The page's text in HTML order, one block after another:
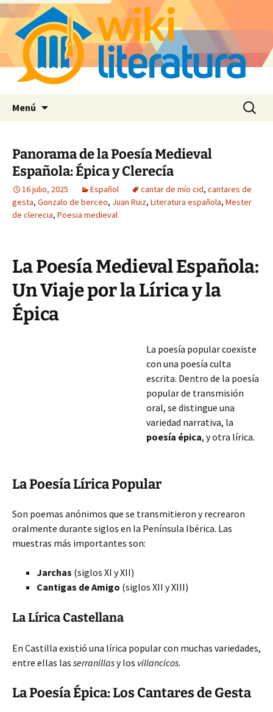
Menú Buscar:
Panorama de la Poesía Medieval
Española: Épica y Clerecía
16 julio, 2025 Español cantar de mío cid, cantares de
gesta, Gonzalo de berceo, Juan Ruiz, Literatura española, Mester
de clerecia, Poesia medieval
La Poesía Medieval Española:
Un Viaje por la Lírica y la
Épica
La poesía popular coexiste
con una poesía culta
escrita. Dentro de la poesía
popular de transmisión
oral, se distingue una
variedad narrativa, la
poesía épica, y otra lírica.
La Poesía Lírica Popular
Son poemas anónimos que se transmitieron y recrearon
oralmente durante siglos en la Península Ibérica. Las
muestras más importantes son:
Jarchas (siglos XI y XII)
Cantigas de Amigo (siglos XII y XIII)
La Lírica Castellana
En Castilla existió una lírica popular con muchas variedades,
entre ellas las serranillasy los villancicos.
La Poesía Épica: Los Cantares de Gesta